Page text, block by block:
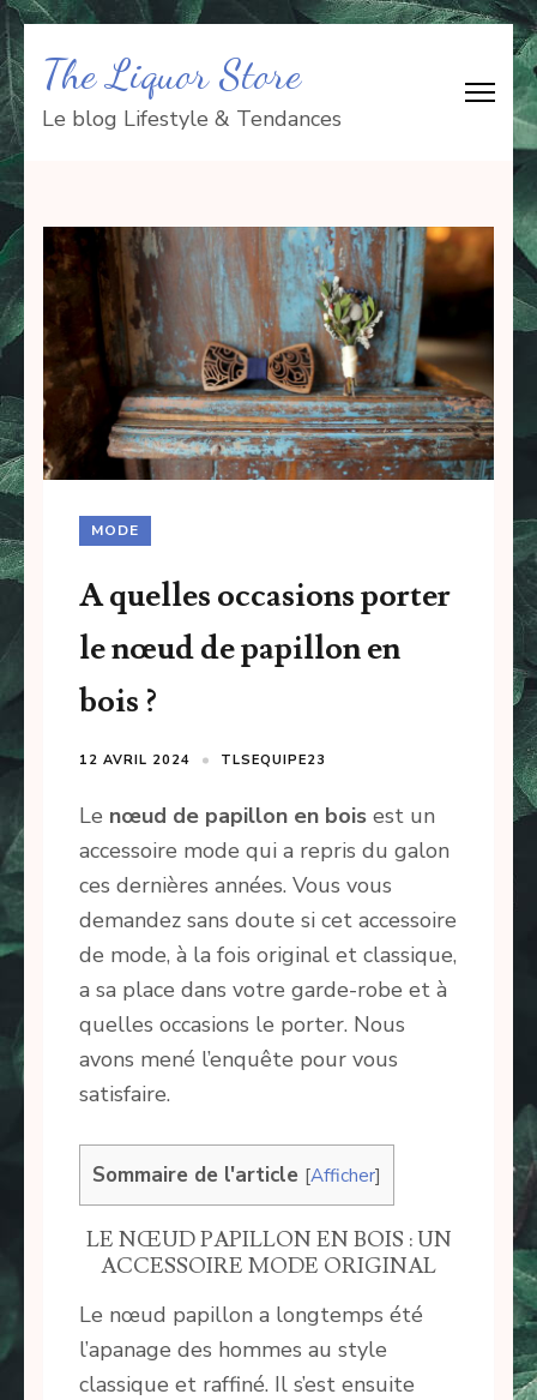
Aller
au
contenu
(Pressez
Entrée)
The Liquor Store
Le blog Lifestyle & Tendances
MODE
A quelles occasions porter
le nœud de papillon en
bois ?
12 AVRIL 2024 TLSEQUIPE23
Le nœud de papillon en bois est un
accessoire mode qui a repris du galon
ces dernières années. Vous vous
demandez sans doute si cet accessoire
de mode, à la fois original et classique,
a sa place dans votre garde-robe et à
quelles occasions le porter. Nous
avons mené l’enquête pour vous
satisfaire.
Sommaire de l'article [Afficher]
LE NŒUD PAPILLON EN BOIS : UN
ACCESSOIRE MODE ORIGINAL
Le nœud papillon a longtemps été
l’apanage des hommes au style
classique et raffiné. Il s’est ensuite